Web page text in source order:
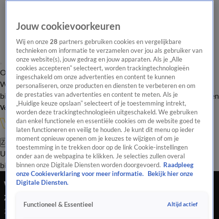
Overzicht Onze programma's Uitzendingen Onze gezichten
In de
WandelgangenInterviewsUitzending
bijwonenPodcastShopVeelgestelde vragenKijkersvraag insturen
Volg Vandaag Inside
Zoeken
UitzendingenVandaag InsideDe OranjezomerShopUitzending
bijwonen
Wim over Louis van Gaal: 'Daar gaan wij nog
zoveel plezier aan beleven!'
21 mrt 2022, 23:20
Jouw cookievoorkeuren
Wij en onze28 partners gebruiken cookies en vergelijkbare
technieken om informatie te verzamelen over jou als gebruiker van
onze website(s), jouw gedrag en jouw apparaten. Als je „Alle
cookies accepteren” selecteert, worden trackingtechnologieën
ingeschakeld om onze advertenties en content te kunnen
personaliseren, onze producten en diensten te verbeteren en om
de prestaties van advertenties en content te meten. Als je
„Huidige keuze opslaan” selecteert of je toestemming intrekt,
worden deze trackingtechnologieën uitgeschakeld. We gebruiken
dan enkel functionele en essentiële cookies om de website goed te
laten functioneren en veilig te houden. Je kunt dit menu op ieder
moment opnieuw openen om je keuzes te wijzigen of om je
toestemming in te trekken door op de link Cookie-instellingen
onder aan de webpagina te klikken. Je selecties zullen overal
binnen onze Digitale Diensten worden doorgevoerd. Raadpleeg
onze Cookieverklaring voor meer informatie.
Bekijk hier onze
Digitale Diensten.
Functioneel & Essentieel Altijd actief